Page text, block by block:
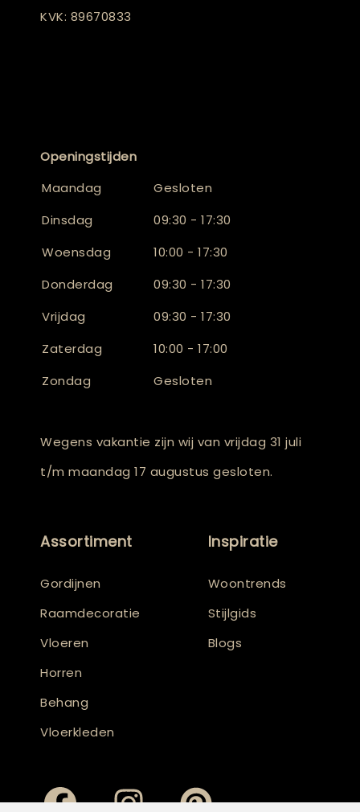
KVK: 89670833
Openingstijden
Maandag
Gesloten
Dinsdag
09:30 - 17:30
Woensdag
10:00 - 17:30
Donderdag
09:30 - 17:30
Vrijdag
09:30 - 17:30
Zaterdag
10:00 - 17:00
Zondag
Gesloten
Wegens vakantie zijn wij van vrijdag 31 juli
t/m maandag 17 augustus gesloten.
Assortiment
Gordijnen
Raamdecoratie
Vloeren
Horren
Behang
Vloerkleden
Inspiratie
Woontrends
Stijlgids
Blogs